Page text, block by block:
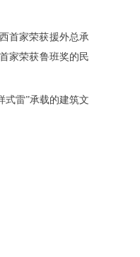
首家荣获援外总承
家荣获鲁班奖的民
式雷”承载的建筑文